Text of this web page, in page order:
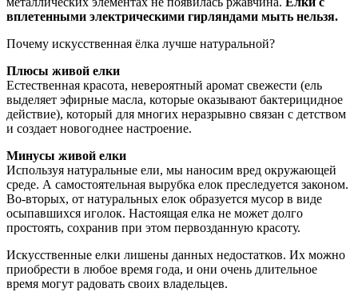
вплетенными электрическими гирляндами мыть нельзя.
Почему искусственная ёлка лучше натуральной?
Плюсы живой елки
Естественная красота, невероятный аромат свежести (ель
выделяет эфирные масла, которые оказывают бактерицидное
действие), который для многих неразрывно связан с детством
и создает новогоднее настроение.
Минусы живой елки
Используя натуральные ели, мы наносим вред окружающей
среде. А самостоятельная вырубка елок преследуется законом.
Во-вторых, от натуральных елок образуется мусор в виде
осыпавшихся иголок. Настоящая елка не может долго
простоять, сохранив при этом первозданную красоту.
Искусственные елки лишены данных недостатков. Их можно
приобрести в любое время года, и они очень длительное
время могут радовать своих владельцев.